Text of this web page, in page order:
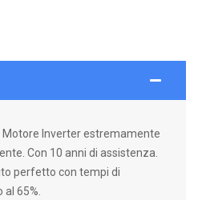
Motore Inverter estremamente
Con 10 anni di assistenza.
perfetto con tempi di
65%.